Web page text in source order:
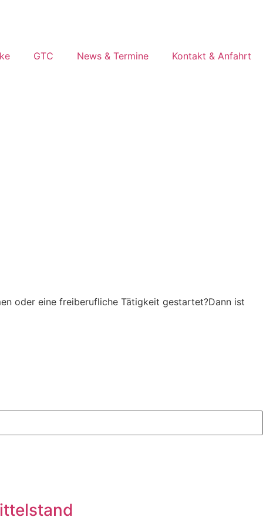
GTC News & Termine Kontakt & Anfahrt
oder eine freiberufliche Tätigkeit gestartet?Dann ist